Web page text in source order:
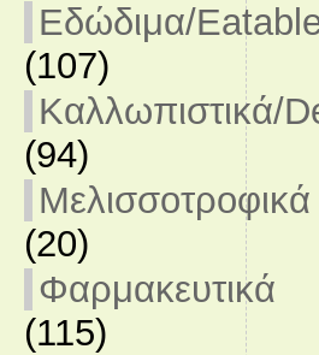
Εδώδιμα/
(107)
Καλλωπιστικά/
(94)
Μελισσοτροφικά
(20)
Φαρμακευτικά
(115)